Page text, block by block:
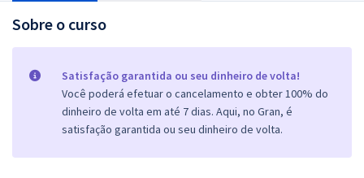
Sobre o curso
Satisfação garantida ou seu dinheiro de volta!
Você poderá efetuar o cancelamento e obter 100% do
dinheiro de volta em até 7 dias. Aqui, no Gran, é
satisfação garantida ou seu dinheiro de volta.